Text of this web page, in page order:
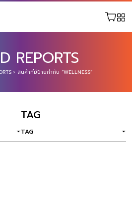
REPORTS
› สินค้าที่มีป้ายกำกับ “WELLNESS”
TAG
TAG